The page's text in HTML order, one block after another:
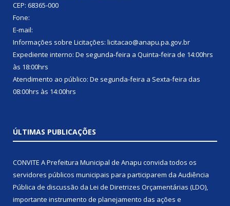
CEP: 68365-000
Fone:
E-mail:
Informações sobre Licitações: licitacao@anapu.pa.gov.br
Expediente interno: De segunda-feira a Quinta-feira de 14:00hrs
às 18:00hrs
Atendimento ao público: De segunda-feira a Sexta-feira das
08:00hrs às 14:00hrs
ÚLTIMAS PUBLICAÇÕES
CONVITE A Prefeitura Municipal de Anapu convida todos os
servidores públicos municipais para participarem da Audiência
Pública de discussão da Lei de Diretrizes Orçamentárias (LDO),
importante instrumento de planejamento das ações e